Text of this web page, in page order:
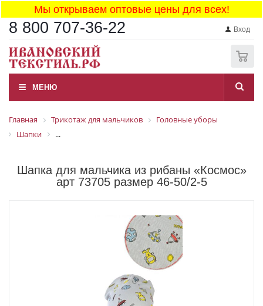
Мы открываем оптовые цены для всех!
8 800 707-36-22 Вход
МЕНЮ
Главная Трикотаж для мальчиков
Головные уборы
Шапки
...
Шапка для мальчика из рибаны «Космос»
арт 73705 размер 46-50/2-5